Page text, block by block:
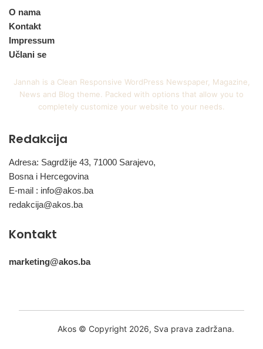
O nama
Kontakt
Impressum
Učlani se
Jannah is a Clean Responsive WordPress Newspaper, Magazine,
News and Blog theme. Packed with options that allow you to
completely customize your website to your needs.
Redakcija
Adresa: Sagrdžije 43, 71000 Sarajevo,
Bosna i Hercegovina
E-mail : info@akos.ba
redakcija@akos.ba
Kontakt
marketing@akos.ba
Akos © Copyright 2026, Sva prava zadržana.